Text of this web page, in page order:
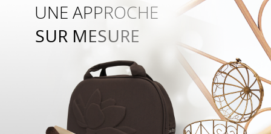
SUR MESURE
UNE APPROCHE